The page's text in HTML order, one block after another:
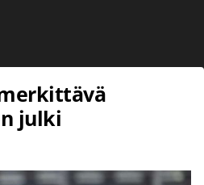
julki